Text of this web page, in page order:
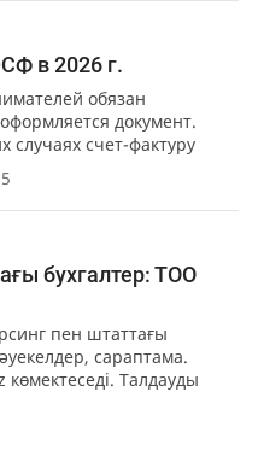
в 2026 г.
обязан
документ.
счет-фактуру
бухгалтер: ТОО
пен штаттағы
сараптама.
Талдауды